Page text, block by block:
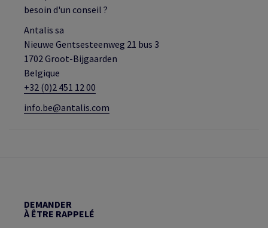
besoin d'un conseil ?
Antalis sa
Nieuwe Gentsesteenweg 21 bus 3
1702 Groot-Bijgaarden
Belgique
+32 (0)2 451 12 00
info.be@antalis.com
DEMANDER
À ÊTRE RAPPELÉ